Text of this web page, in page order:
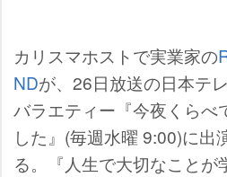
カリスマホストで実業家の
NDが、26日放送の日本テ
バラエティー『今夜くらべ
した』(毎週水曜 9:00)に出
る。『人生で大切なことが